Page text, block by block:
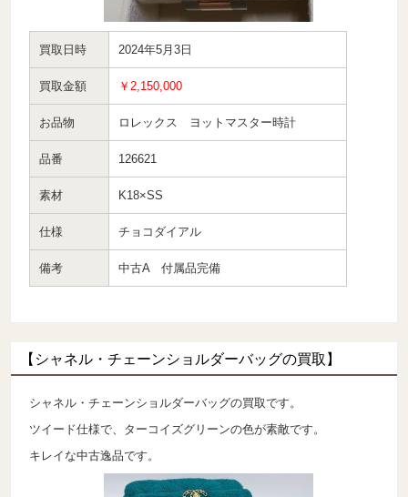
買取日時 2024年5月3日
買取金額 ￥2,150,000
お品物 ロレックス ヨットマスター時計
品番 126621
素材 K18×SS
仕様 チョコダイアル
備考 中古A 付属品完備
【シャネル・チェーンショルダーバッグの買取】
シャネル・チェーンショルダーバッグの買取です。
ツイード仕様で、ターコイズグリーンの色が素敵です。
キレイな中古逸品です。